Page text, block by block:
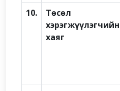
10.
Төсөл
хэрэгжүүлэгчийн
хаяг